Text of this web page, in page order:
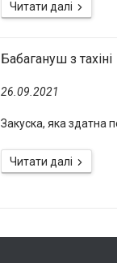
Бабагануш з тахіні
26.09.2021
Закуска, яка здатна